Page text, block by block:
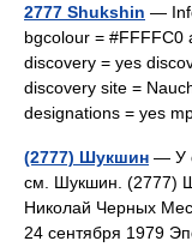
2777 Shukshin —
bgcolour = #FFFFC0
discovery = yes
discovery site =
designations = yes
(2777) Шукшин — У
см. Шукшин. (2777)
Николай Черных
24 сентября 1979